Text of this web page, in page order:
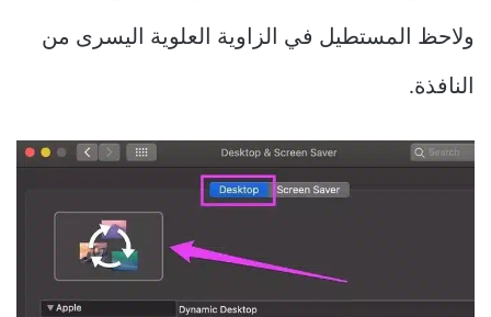
ولاحظ المستطيل في الزاوية العلوية اليسرى من
النافذة.